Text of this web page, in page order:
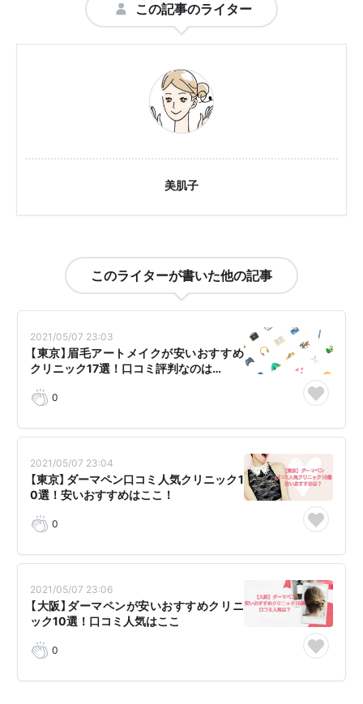
この記事のライター
美肌子
このライターが書いた他の記事
2021/05/07 23:03
【東京】眉毛アートメイクが安いおすすめ
クリニック17選！口コミ評判なのは…
0
2021/05/07 23:04
【東京】ダーマペン口コミ人気クリニック1
0選！安いおすすめはここ！
0
2021/05/07 23:06
【大阪】ダーマペンが安いおすすめクリニ
ック10選！口コミ人気はここ
0